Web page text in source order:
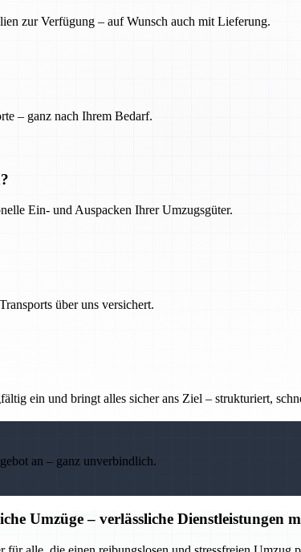
zur Verfügung – auf Wunsch auch mit Lieferung.
– ganz nach Ihrem Bedarf.
Ein- und Auspacken Ihrer Umzugsgüter.
über uns versichert.
ein und bringt alles sicher ans Ziel – strukturiert,
an – ganz unverbindlich.
Umzüge – verlässliche Dienstleistungen